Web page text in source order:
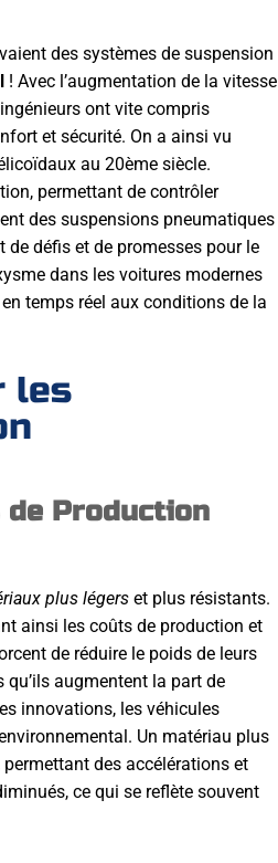
des systèmes de suspension
! Avec l’augmentation de la vitesse
ont vite compris
et sécurité. On a ainsi vu
au 20ème siècle.
permettant de contrôler
des suspensions pneumatiques
défis et de promesses pour le
dans les voitures modernes
temps réel aux conditions de la
les
Production
plus légers et plus résistants.
ainsi les coûts de production et
de réduire le poids de leurs
qu’ils augmentent la part de
innovations, les véhicules
Un matériau plus
des accélérations et
ce qui se reflète souvent